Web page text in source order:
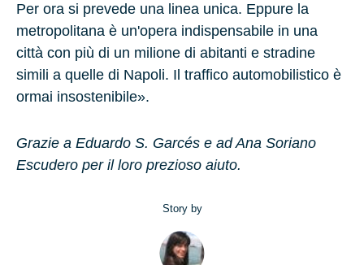
Per ora si prevede una linea unica. Eppure la
metropolitana è un'opera indispensabile in una
città con più di un milione di abitanti e stradine
simili a quelle di Napoli. Il traffico automobilistico è
ormai insostenibile».
Grazie a Eduardo S. Garcés e ad Ana Soriano
Escudero per il loro prezioso aiuto.
Story by